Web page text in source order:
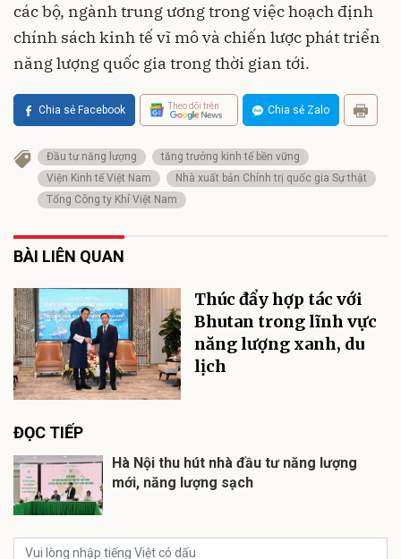
các bộ, ngành trung ương trong việc hoạch định
chính sách kinh tế vĩ mô và chiến lược phát triển
năng lượng quốc gia trong thời gian tới.
Chia sẻ Facebook Theo dõi trên Chia sẻ Zalo
Đầu tư năng lượng
tăng trưởng kinh tế bền vững
Viện Kinh tế Việt Nam
Nhà xuất bản Chính trị quốc gia Sự thật
Tổng Công ty Khí Việt Nam
BÀI LIÊN QUAN
Thúc đẩy hợp tác với
Bhutan trong lĩnh vực
năng lượng xanh, du
lịch
ĐỌC TIẾP
Hà Nội thu hút nhà đầu tư năng lượng
mới, năng lượng sạch